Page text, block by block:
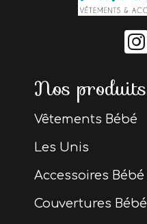

Nos produits
Vêtements Bébé
Les Unis
Accessoires Bébé
Couvertures Bébé